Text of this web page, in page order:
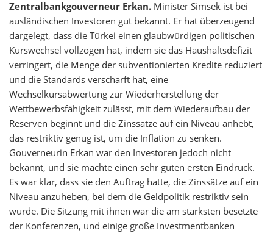
Zentralbankgouverneur Erkan. Minister Simsek ist bei
ausländischen Investoren gut bekannt. Er hat überzeugend
dargelegt, dass die Türkei einen glaubwürdigen politischen
Kurswechsel vollzogen hat, indem sie das Haushaltsdefizit
verringert, die Menge der subventionierten Kredite reduziert
und die Standards verschärft hat, eine
Wechselkursabwertung zur Wiederherstellung der
Wettbewerbsfähigkeit zulässt, mit dem Wiederaufbau der
Reserven beginnt und die Zinssätze auf ein Niveau anhebt,
das restriktiv genug ist, um die Inflation zu senken.
Gouverneurin Erkan war den Investoren jedoch nicht
bekannt, und sie machte einen sehr guten ersten Eindruck.
Es war klar, dass sie den Auftrag hatte, die Zinssätze auf ein
Niveau anzuheben, bei dem die Geldpolitik restriktiv sein
würde. Die Sitzung mit ihnen war die am stärksten besetzte
der Konferenzen, und einige große Investmentbanken